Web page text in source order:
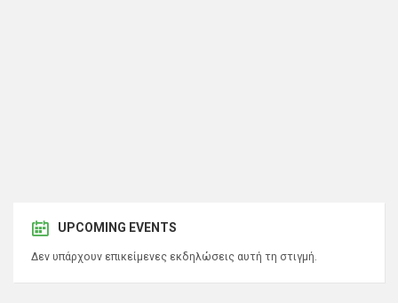
UPCOMING EVENTS
Δεν υπάρχουν επικείμενες εκδηλώσεις αυτή τη στιγμή.